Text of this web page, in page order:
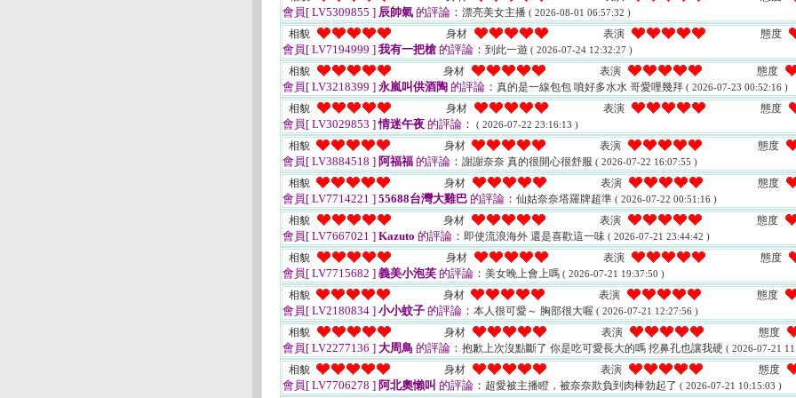
會員[ LV5309855 ] 辰帥氣 的評論： 漂亮美女主播 ( 2026-08-01 06:57:32 )
相貌 身材 表演 態度
會員[ LV7194999 ] 我有一把槍 的評論： 到此一遊 ( 2026-07-24 12:32:27 )
相貌 身材 表演 態度
會員[ LV3218399 ] 永嵐叫供酒陶 的評論： 真的是一線包包 噴好多水水 哥愛哩幾拜 ( 2026-07-23 00:52:16 )
相貌 身材 表演 態度
會員[ LV3029853 ]情迷午夜 的評論： ( 2026-07-22 23:16:13 )
相貌 身材 表演 態度
會員[ LV3884518 ] 阿福福 的評論： 謝謝奈奈 真的很開心很舒服 ( 2026-07-22 16:07:55 )
相貌 身材 表演 態度
會員[ LV7714221 ] 55688台灣大雞巴 的評論： 仙姑奈奈塔羅牌超準 ( 2026-07-22 00:51:16 )
相貌 身材 表演 態度
會員[ LV7667021 ] Kazuto 的評論： 即使流浪海外 還是喜歡這一味 ( 2026-07-21 23:44:42 )
相貌 身材 表演 態度
會員[ LV7715682 ] 義美小泡芙 的評論： 美女晚上會上嗎 ( 2026-07-21 19:37:50 )
相貌 身材 表演 態度
會員[ LV2180834 ] 小小蚊子 的評論： 本人很可愛～ 胸部很大喔 ( 2026-07-21 12:27:56 )
相貌 身材 表演 態度
會員[ LV2277136 ] 大周鳥 的評論： 抱歉上次沒點斷了 你是吃可愛長大的嗎 挖鼻孔也讓我硬 ( 2026-07-21
相貌 身材 表演 態度
會員[ LV7706278 ] 阿北奧懶叫 的評論： 超愛被主播瞪，被奈奈欺負到肉棒勃起了 ( 2026-07-21 10:15:03 )